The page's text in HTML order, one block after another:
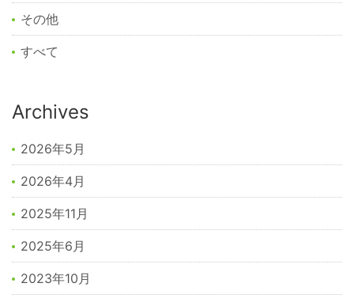
その他
すべて
Archives
2026年5月
2026年4月
2025年11月
2025年6月
2023年10月